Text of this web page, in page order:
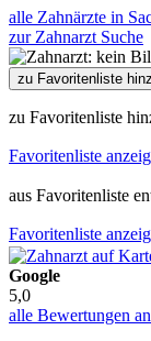
alle Zahnärzte in
zur Zahnarzt Suche
zu Favoritenliste
zu Favoritenliste
Favoritenliste
aus Favoritenliste
Favoritenliste
Google
5,0
alle Bewertungen